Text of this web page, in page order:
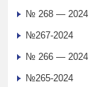
№ 268 — 2024
№267-2024
№ 266 — 2024
№265-2024